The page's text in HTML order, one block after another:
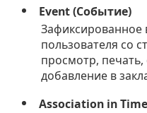
Event (Событие)
Зафиксированное
пользователя со
просмотр, печать,
добавление в
Association in